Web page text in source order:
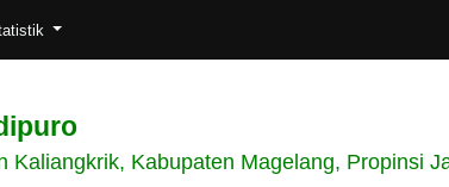
Kaliangkrik, Kabupaten Magelang, Propinsi